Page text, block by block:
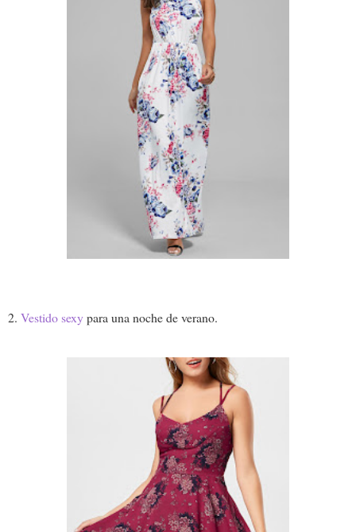
2. Vestido sexypara una noche de verano.